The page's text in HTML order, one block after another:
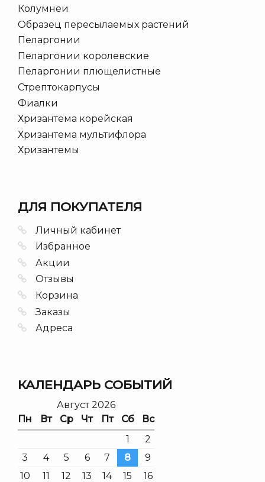
Колумнеи
Образец пересылаемых растений
Пеларгонии
Пеларгонии королевские
Пеларгонии плющелистные
Стрептокарпусы
Фиалки
Хризантема корейская
Хризантема мультифлора
Хризантемы
ДЛЯ ПОКУПАТЕЛЯ
Личный кабинет
Избранное
Акции
Отзывы
Корзина
Заказы
Адреса
КАЛЕНДАРЬ СОБЫТИЙ
Август 2026
Пн
Вт Ср Чт Пт Сб
Вс
1
2
3
4 5 6 7 8
9
10
11 12 13 14 15 16